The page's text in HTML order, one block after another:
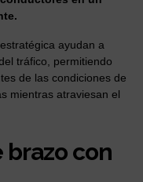
ayudan a
tráfico, permitiendo
de las condiciones de
mientras atraviesan el
con